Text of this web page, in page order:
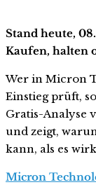
Stand heute,
Kaufen, halten
Wer in Micron
Einstieg prüft,
Gratis-Analyse
und zeigt,
kann, als es
Micron